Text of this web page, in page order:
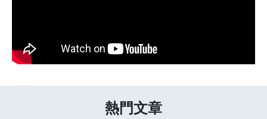
熱門文章